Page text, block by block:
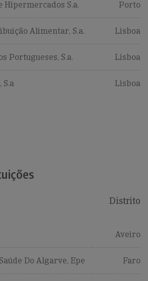
Hipermercados S.a. Porto
Alimentar, S.a. Lisboa
Portugueses, S.a. Lisboa
Lisboa
Distrito
Aveiro
Do Algarve, Epe Faro